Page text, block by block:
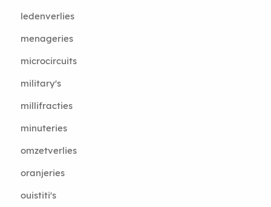
ledenverlies
menageries
microcircuits
military's
millifracties
minuteries
omzetverlies
oranjeries
ouistiti's